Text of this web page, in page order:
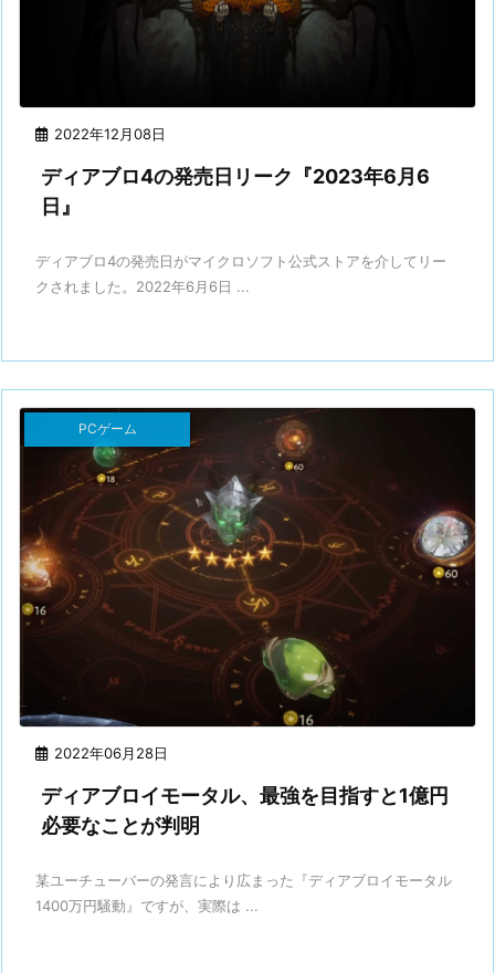
2022年12月08日
ディアブロ4の発売日リーク『2023年6月6
日』
ディアブロ4の発売日がマイクロソフト公式ストアを介してリー
クされました。2022年6月6日 ...
2022年06月28日
PCゲーム
ディアブロイモータル、最強を目指すと1億円
必要なことが判明
某ユーチューバーの発言により広まった『ディアブロイモータル
1400万円騒動』ですが、実際は ...